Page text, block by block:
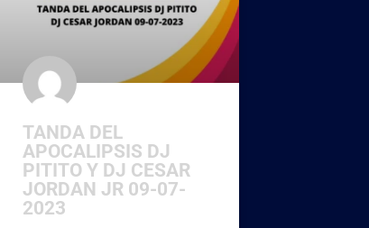
TANDA DEL
APOCALIPSIS DJ
PITITO Y DJ CESAR
JORDAN JR 09-07-
2023